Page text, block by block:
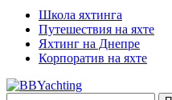
Школа яхтинга
Путешествия на яхте
Яхтинг на Днепре
Корпоратив на яхте